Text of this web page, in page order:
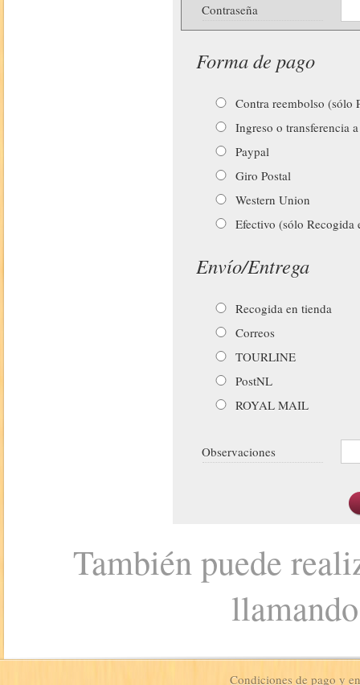
Contraseña
Forma de pago
Contra reembolso (sólo
Ingreso o transferencia
Paypal
Giro Postal
Western Union
Efectivo (sólo Recogida
Envío/Entrega
Recogida en tienda
Correos
TOURLINE
PostNL
ROYAL MAIL
Observaciones
También puede
Condiciones de pago y